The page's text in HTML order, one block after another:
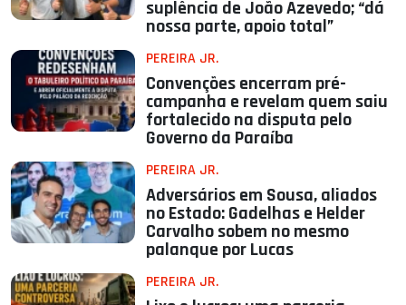
suplência de João Azevedo; “dá
nossa parte, apoio total”
PEREIRA JR.
Convenções encerram pré-
campanha e revelam quem saiu
fortalecido na disputa pelo
Governo da Paraíba
PEREIRA JR.
Adversários em Sousa, aliados
no Estado: Gadelhas e Helder
Carvalho sobem no mesmo
palanque por Lucas
PEREIRA JR.